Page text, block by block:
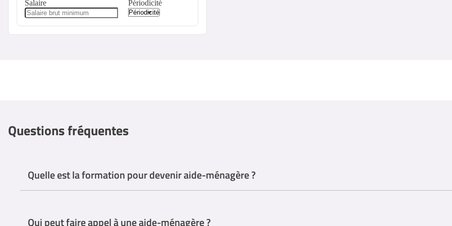
Salaire Périodicité
Questions fréquentes
Quelle est la formation pour devenir aide-ménagère ?
Certains organismes proposent des programmes de formation professionnelle spécifiques aux services d'aide à domicile.
Qui peut faire appel à une aide-ménagère ?